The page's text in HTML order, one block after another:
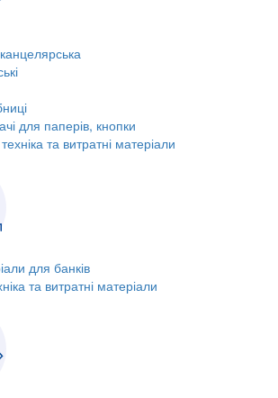
для паперів, кнопки
та витратні матеріали
для банків
та витратні матеріали